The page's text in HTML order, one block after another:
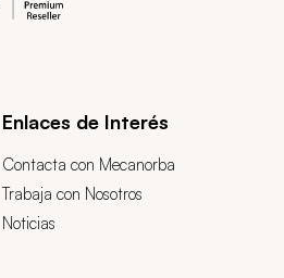
Enlaces de Interés
Contacta con Mecanorba
Trabaja con Nosotros
Noticias